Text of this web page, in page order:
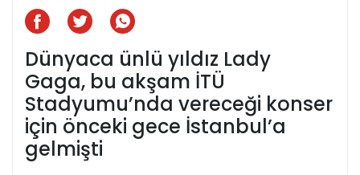
Dünyaca ünlü yıldız Lady
Gaga, bu akşam İTÜ
Stadyumu’nda vereceği konser
için önceki gece İstanbul’a
gelmişti